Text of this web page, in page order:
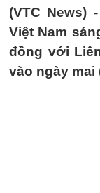
(VTC News) -
Việt Nam
đồng với
vào ngày mai